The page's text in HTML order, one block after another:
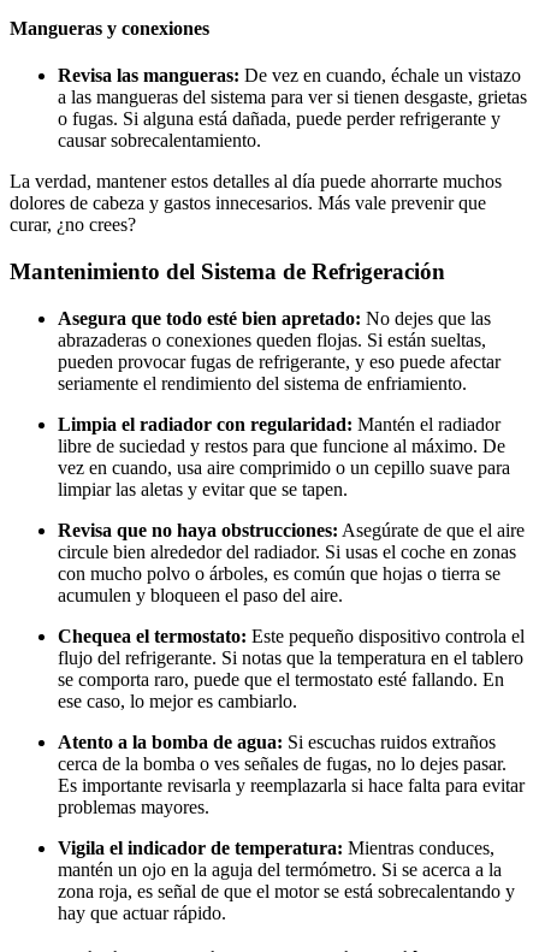
Mangueras y conexiones
Revisa las mangueras: De vez en cuando, échale un vistazo
a las mangueras del sistema para ver si tienen desgaste, grietas
o fugas. Si alguna está dañada, puede perder refrigerante y
causar sobrecalentamiento.
La verdad, mantener estos detalles al día puede ahorrarte muchos
dolores de cabeza y gastos innecesarios. Más vale prevenir que
curar, ¿no crees?
Mantenimiento del Sistema de Refrigeración
Asegura que todo esté bien apretado: No dejes que las
abrazaderas o conexiones queden flojas. Si están sueltas,
pueden provocar fugas de refrigerante, y eso puede afectar
seriamente el rendimiento del sistema de enfriamiento.
Limpia el radiador con regularidad: Mantén el radiador
libre de suciedad y restos para que funcione al máximo. De
vez en cuando, usa aire comprimido o un cepillo suave para
limpiar las aletas y evitar que se tapen.
Revisa que no haya obstrucciones: Asegúrate de que el aire
circule bien alrededor del radiador. Si usas el coche en zonas
con mucho polvo o árboles, es común que hojas o tierra se
acumulen y bloqueen el paso del aire.
Chequea el termostato: Este pequeño dispositivo controla el
flujo del refrigerante. Si notas que la temperatura en el tablero
se comporta raro, puede que el termostato esté fallando. En
ese caso, lo mejor es cambiarlo.
Atento a la bomba de agua: Si escuchas ruidos extraños
cerca de la bomba o ves señales de fugas, no lo dejes pasar.
Es importante revisarla y reemplazarla si hace falta para evitar
problemas mayores.
Vigila el indicador de temperatura: Mientras conduces,
mantén un ojo en la aguja del termómetro. Si se acerca a la
zona roja, es señal de que el motor se está sobrecalentando y
hay que actuar rápido.